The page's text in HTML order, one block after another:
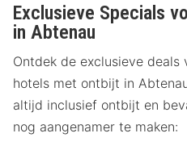
Exclusieve Specials
in Abtenau
Ontdek de exclusieve deals
hotels met ontbijt in
altijd inclusief ontbijt en
nog aangenamer te maken: